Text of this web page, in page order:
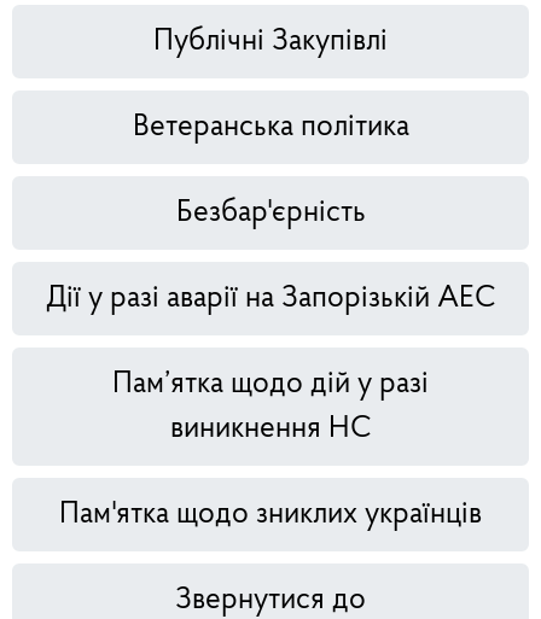
Публічні Закупівлі
Ветеранська політика
Безбар'єрність
Дії у разі аварії на Запорізькій АЕС
Пам’ятка щодо дій у разі
виникнення НС
Пам'ятка щодо зниклих українців
Звернутися до